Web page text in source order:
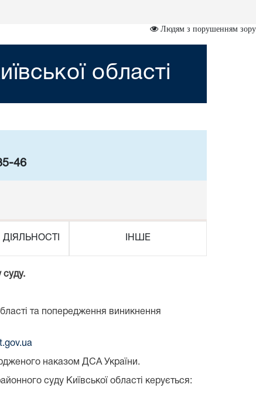
Людям з порушенням зору
області
46
ІНШЕ
суду.
та попередження виникнення
наказом ДСА України.
суду Київської області керується: